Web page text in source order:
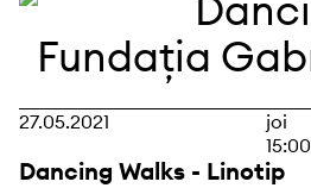
27.05.2021
joi
15:00
Dancing Walks - Linotip